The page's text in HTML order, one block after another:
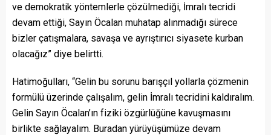
ve demokratik yöntemlerle çözülmediği, İmralı tecridi
devam ettiği, Sayın Öcalan muhatap alınmadığı sürece
bizler çatışmalara, savaşa ve ayrıştırıcı siyasete kurban
olacağız” diye belirtti.
Hatimoğulları, “Gelin bu sorunu barışçıl yollarla çözmenin
formülü üzerinde çalışalım, gelin İmralı tecridini kaldıralım.
Gelin Sayın Öcalan’ın fiziki özgürlüğüne kavuşmasını
birlikte sağlayalım. Buradan yürüyüşümüze devam